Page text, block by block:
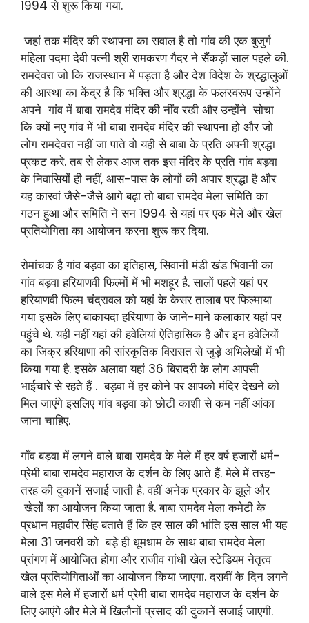
1994 से शुरू किया गया.
जहां तक मंदिर की स्थापना का सवाल है तो गांव की एक बुजुर्ग
महिला पदमा देवी पत्नी श्री रामकरण गैदर ने सैंकड़ों साल पहले की.
रामदेवरा जो कि राजस्थान में पड़ता है और देश विदेश के श्रद्धालुओं
की आस्था का केंद्र है कि भक्ति और श्रद्धा के फलस्वरूप उन्होंने
अपने गांव में बाबा रामदेव मंदिर की नींव रखी और उन्होंने सोचा
कि क्यों नए गांव में भी बाबा रामदेव मंदिर की स्थापना हो और जो
लोग रामदेवरा नहीं जा पाते वो यही से बाबा के प्रति अपनी श्रद्धा
प्रकट करे. तब से लेकर आज तक इस मंदिर के प्रति गांव बड़वा
के निवासियों ही नहीं, आस-पास के लोगों की अपार श्रद्धा है और
यह कारवां जैसे-जैसे आगे बढ़ा तो बाबा रामदेव मेला समिति का
गठन हुआ और समिति ने सन 1994 से यहां पर एक मेले और खेल
प्रतियोगिता का आयोजन करना शुरू कर दिया.
रोमांचक है गांव बड़वा का इतिहास, सिवानी मंडी खंड भिवानी का
गांव बड़वा हरियाणवी फिल्मों में भी मशहूर है. सालों पहले यहां पर
हरियाणवी फिल्म चंद्रावल को यहां के केसर तालाब पर फिल्माया
गया इसके लिए बाकायदा हरियाणा के जाने-माने कलाकार यहां पर
पहुंचे थे. यही नहीं यहां की हवेलियां ऐतिहासिक है और इन हवेलियों
का जिक्र हरियाणा की सांस्कृतिक विरासत से जुड़े अभिलेखों में भी
किया गया है. इसके अलावा यहां 36 बिरादरी के लोग आपसी
भाईचारे से रहते हैं . बड़वा में हर कोने पर आपको मंदिर देखने को
मिल जाएंगे इसलिए गांव बड़वा को छोटी काशी से कम नहीं आंका
जाना चाहिए.
गाँव बड़वा में लगने वाले बाबा रामदेव के मेले में हर वर्ष हजारों धर्म-
प्रेमी बाबा रामदेव महाराज के दर्शन के लिए आते हैं. मेले में तरह-
तरह की दुकानें सजाई जाती है. वहीं अनेक प्रकार के झूले और
खेलों का आयोजन किया जाता है. बाबा रामदेव मेला कमेटी के
प्रधान महावीर सिंह बताते हैं कि हर साल की भांति इस साल भी यह
मेला 31 जनवरी को बड़े ही धूमधाम के साथ बाबा रामदेव मेला
प्रांगण में आयोजित होगा और राजीव गांधी खेल स्टेडियम नेतृत्व
खेल प्रतियोगिताओं का आयोजन किया जाएगा. दसवीं के दिन लगने
वाले इस मेले में हजारों धर्म प्रेमी बाबा रामदेव महाराज के दर्शन के
लिए आएंगे और मेले में खिलौनों प्रसाद की दुकानें सजाई जाएगी.